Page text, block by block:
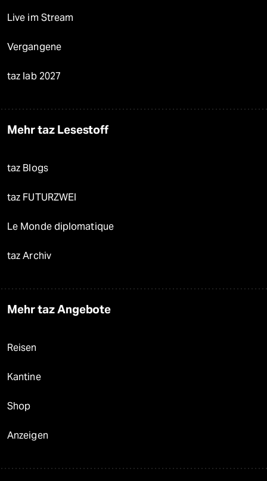
Live im Stream
Vergangene
taz lab 2027
Mehr taz Lesestoff
taz Blogs
taz FUTURZWEI
Le Monde diplomatique
taz Archiv
Mehr taz Angebote
Reisen
Kantine
Shop
Anzeigen